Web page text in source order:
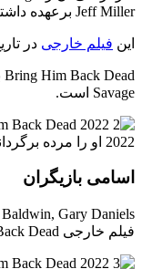
Jeff Miller برعهده داشته است.
این فیلم خارجی در تاریخ 2 آگوست 2022 در آمریکا
Savage است.
اسامی بازیگران
فیلم خارجی Bring Him Back Dead هستند.